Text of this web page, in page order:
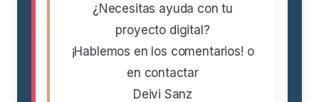
¿Necesitas ayuda con tu
proyecto digital?
¡Hablemos en los comentarios! o
en contactar
Deivi Sanz